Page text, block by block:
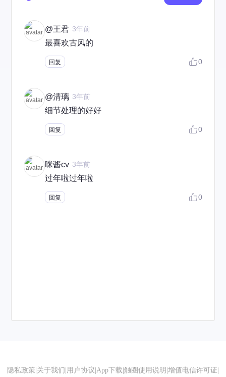
@王君 3年前
最喜欢古风的
回复 0
@清璃 3年前
细节处理的好好
回复 0
咪酱cv 3年前
过年啦过年啦
回复 0
隐私政策 关于我们 用户协议 App下载 触圈使用说明 增值电信许可证